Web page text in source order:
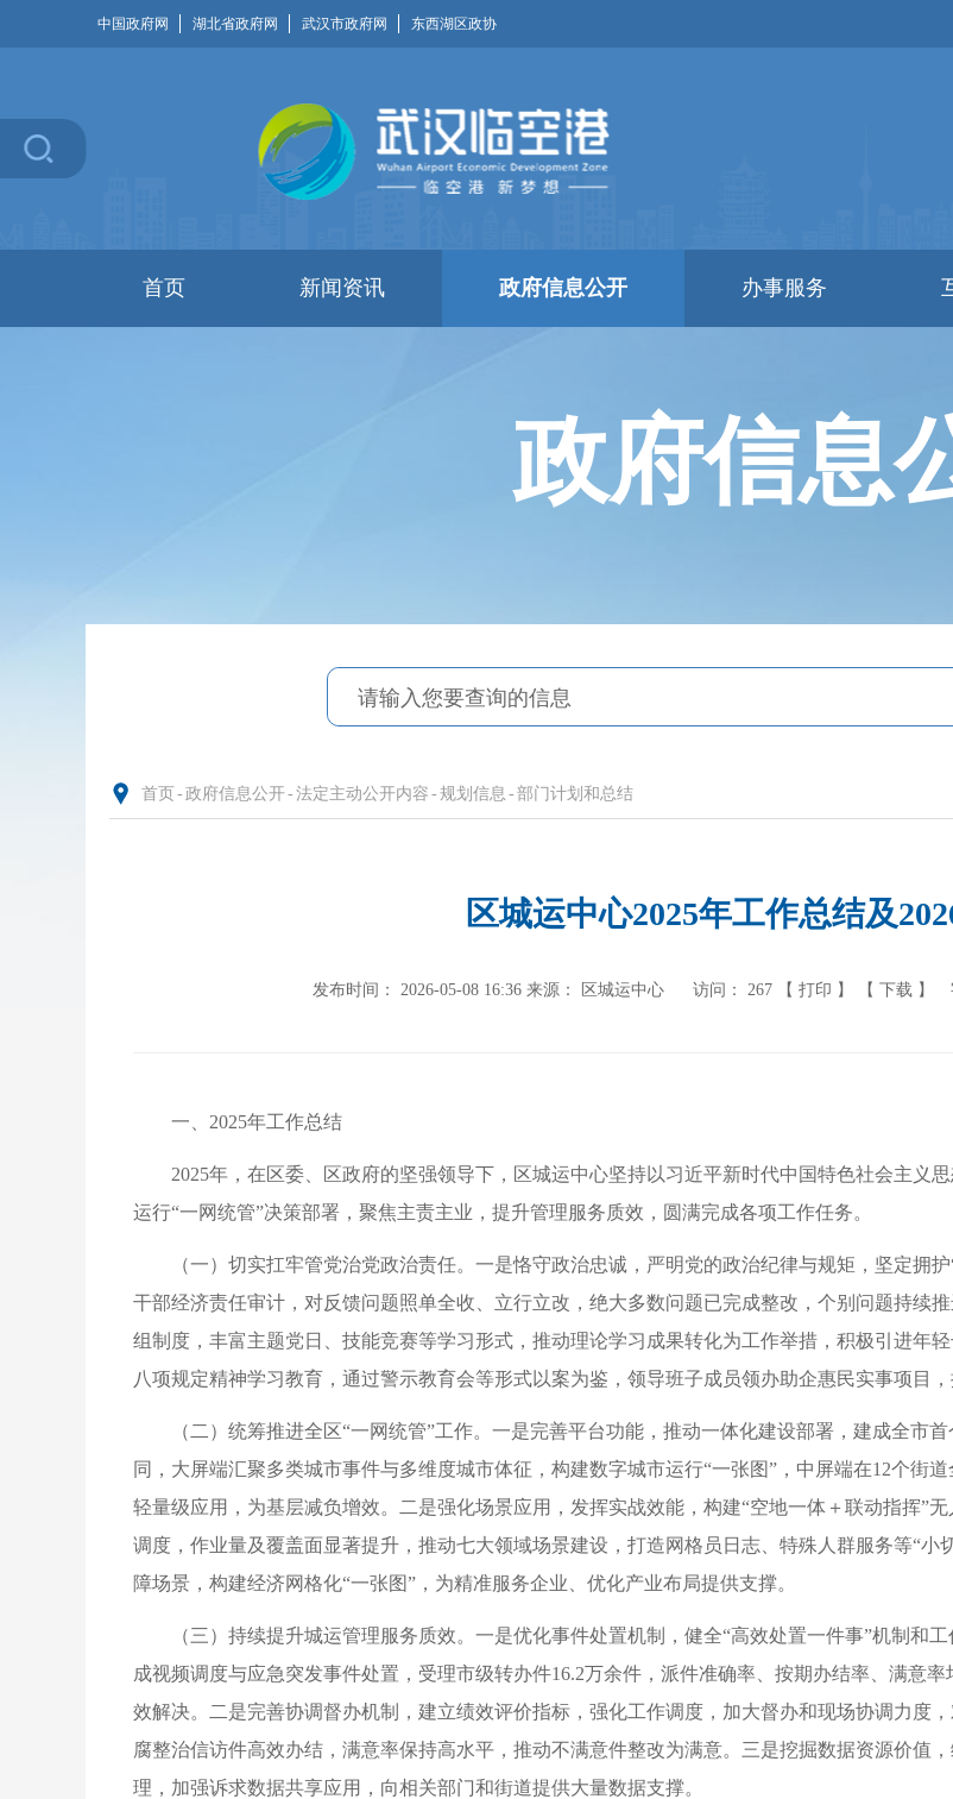
中国政府网 湖北省政府网 武汉市政府网 东西湖区政协
首页 新闻资讯 政府信息公开 办事服务
政府信息
首页 - 政府信息公开- 法定主动公开内容 - 规划信息 - 部门计划和总结
区城运中心2025年工作总结及
发布时间： 2026-05-08 16:36 来源： 区城运中心 访问： 267 【 打印 】 【 下载 】
一、2025年工作总结
2025年，在区委、区政府的坚强领导下，区城运中心坚持以习近平新时代中国特色社会主义
运行“一网统管”决策部署，聚焦主责主业，提升管理服务质效，圆满完成各项工作任务。
（一）切实扛牢管党治党政治责任。一是恪守政治忠诚，严明党的政治纪律与规矩，坚定拥
干部经济责任审计，对反馈问题照单全收、立行立改，绝大多数问题已完成整改，个别问题持续
组制度，丰富主题党日、技能竞赛等学习形式，推动理论学习成果转化为工作举措，积极引进年
八项规定精神学习教育，通过警示教育会等形式以案为鉴，领导班子成员领办助企惠民实事项目，
（二）统筹推进全区“一网统管”工作。一是完善平台功能，推动一体化建设部署，建成全市
同，大屏端汇聚多类城市事件与多维度城市体征，构建数字城市运行“一张图”，中屏端在12个街
轻量级应用，为基层减负增效。二是强化场景应用，发挥实战效能，构建“空地一体＋联动指挥”
调度，作业量及覆盖面显著提升，推动七大领域场景建设，打造网格员日志、特殊人群服务等“
障场景，构建经济网格化“一张图”，为精准服务企业、优化产业布局提供支撑。
（三）持续提升城运管理服务质效。一是优化事件处置机制，健全“高效处置一件事”机制和
成视频调度与应急突发事件处置，受理市级转办件16.2万余件，派件准确率、按期办结率、满意
效解决。二是完善协调督办机制，建立绩效评价指标，强化工作调度，加大督办和现场协调力度
腐整治信访件高效办结，满意率保持高水平，推动不满意件整改为满意。三是挖掘数据资源价值
理，加强诉求数据共享应用，向相关部门和街道提供大量数据支撑。